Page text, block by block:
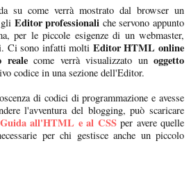
su come verrà mostrato dal browser un
Editor professionali che servono appunto
per le piccole esigenze di un webmaster,
Ci sono infatti molti Editor HTML online
realecome verrà visualizzato un oggetto
codice in una sezione dell'Editor.
di codici di programmazione e avesse
l'avventura del blogging, può scaricare
Guida all'HTML e al CSSper avere quelle
per chi gestisce anche un piccolo